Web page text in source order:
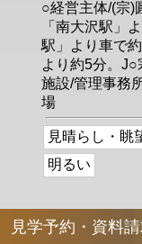
○経営主体/(宗)
「南大沢駅」
駅」より車で
より約5分。
施設/管理事務
場
見晴らし・眺
明るい
見学予約・資料請